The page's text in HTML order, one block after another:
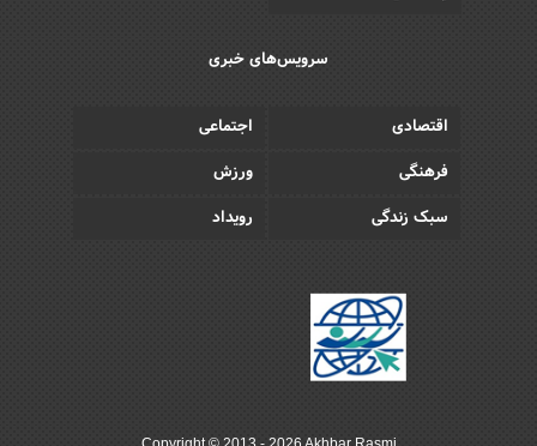
سرویس‌های خبری
اقتصادی
اجتماعی
فرهنگی
ورزش
سبک زندگی
رویداد